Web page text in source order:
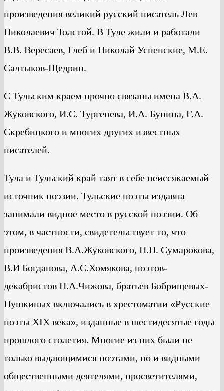
произведения великий русский писатель Лев
Николаевич Толстой. В Туле жили и работали
В.В. Вересаев, Глеб и Николай Успенские, М.Е.
Салтыков-Щедрин.
С Тульским краем прочно связаны имена В.А.
Жуковского, И.С. Тургенева, И.А. Бунина, Г.А.
Скребицкого и многих других известных
писателей.
Тула и Тульский край таят в себе неиссякаемый
источник поэзии. Тульские поэты издавна
занимали видное место в русской поэзии. Об
этом, в частности, свидетельствует то, что
произведения В.А.Жуковского, П.П. Сумарокова,
В.И Богданова, А.С.Хомякова, поэтов-
декабристов Н.А.Чижова, братьев Бобрищевых-
Пушкиных включались в хрестоматии «Русские
поэты ХIХ века», изданные в шестидесятые годы
прошлого столетия. Многие из них были не
только выдающимися поэтами, но и видными
общественными деятелями, просветителями,